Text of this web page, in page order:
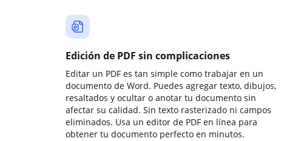
Edición de PDF sin complicaciones
Editar un PDF es tan simple como trabajar en un
documento de Word. Puedes agregar texto, dibujos,
resaltados y ocultar o anotar tu documento sin
afectar su calidad. Sin texto rasterizado ni campos
eliminados. Usa un editor de PDF en línea para
obtener tu documento perfecto en minutos.